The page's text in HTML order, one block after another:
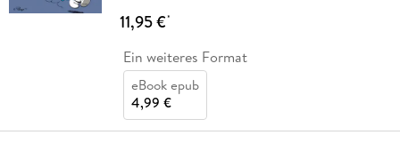
11,95 €*
Ein weiteres Format
eBook epub
4,99 €